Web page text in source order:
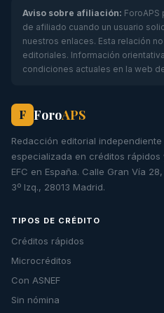
Aviso sobre afiliación:
de afiliado cuando un usuario
nuestros enlaces. Esta relación
editoriales. Información
condiciones actuales en la web
F ForoAPS
Redacción editorial independiente
especializada en créditos rápidos
EFC en España. Calle Gran Vía 28,
3º Izq., 28013 Madrid.
TIPOS DE CRÉDITO
Créditos rápidos
Microcréditos
Con ASNEF
Sin nómina